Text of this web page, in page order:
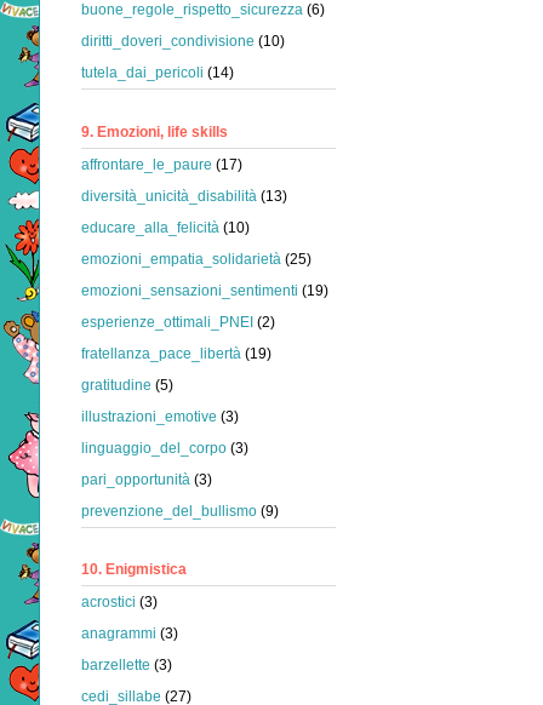
buone_regole_rispetto_sicurezza (6)
diritti_doveri_condivisione (10)
tutela_dai_pericoli (14)
9. Emozioni, life skills
affrontare_le_paure (17)
diversità_unicità_disabilità (13)
educare_alla_felicità (10)
emozioni_empatia_solidarietà (25)
emozioni_sensazioni_sentimenti (19)
esperienze_ottimali_PNEI (2)
fratellanza_pace_libertà (19)
gratitudine (5)
illustrazioni_emotive (3)
linguaggio_del_corpo (3)
pari_opportunità (3)
prevenzione_del_bullismo (9)
10. Enigmistica
acrostici (3)
anagrammi (3)
barzellette (3)
cedi_sillabe (27)